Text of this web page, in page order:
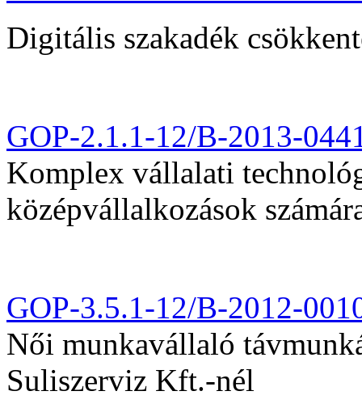
Digitális szakadék
GOP-2.1.1-12/B-2013-
Komplex vállalati
középvállalkozások
GOP-3.5.1-12/B-2012-
Női munkavállaló
Suliszerviz Kft.-nél